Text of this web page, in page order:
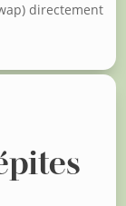
directement